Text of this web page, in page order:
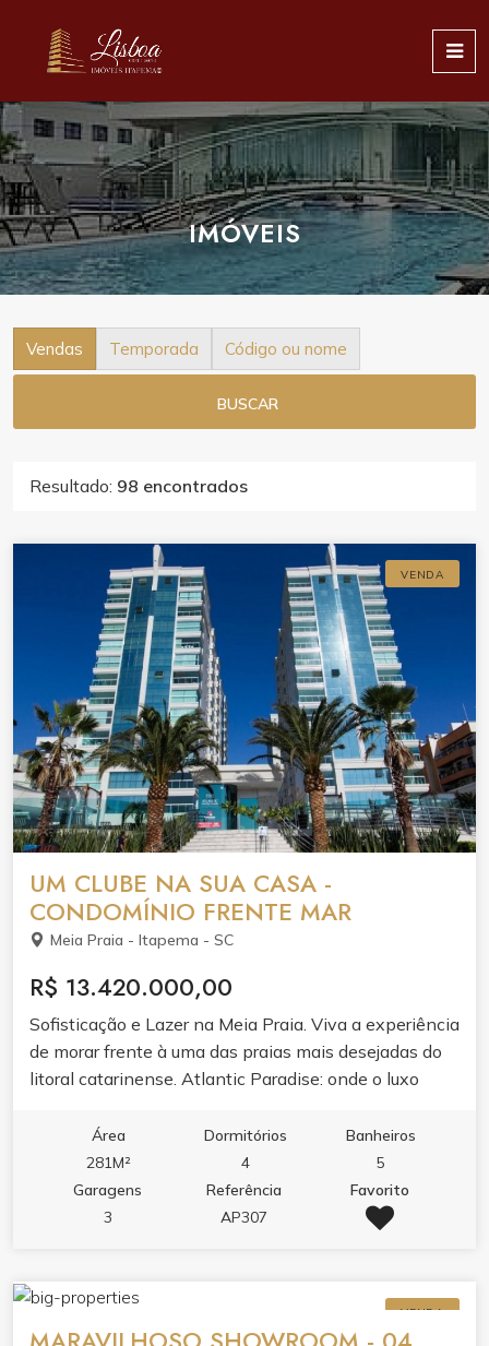
IMÓVEIS
Vendas Temporada Código ou nome
BUSCAR
Resultado: 98 encontrados
VENDA
UM CLUBE NA SUA CASA -
CONDOMÍNIO FRENTE MAR
Meia Praia - Itapema - SC
R$ 13.420.000,00
Sofisticação e Lazer na Meia Praia. Viva a experiência
de morar frente à uma das praias mais desejadas do
litoral catarinense. Atlantic Paradise: onde o luxo
Área
281M²
Dormitórios
4
Banheiros
5
Garagens
3
Referência
AP307
Favorito
VENDA